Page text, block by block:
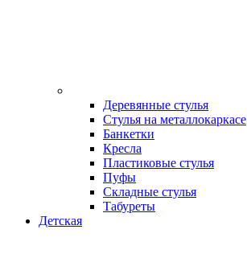
Деревянные стулья
Стулья на металлокаркасе
Банкетки
Кресла
Пластиковые стулья
Пуфы
Складные стулья
Табуреты
Детская